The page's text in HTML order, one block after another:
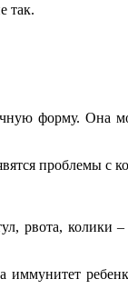
так.
форму. Она
проблемы с
рвота, колики
иммунитет